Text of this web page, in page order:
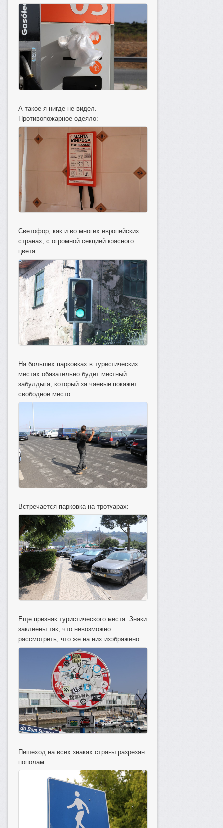
А такое я нигде не видел.
Противопожарное одеяло:
Светофор, как и во многих европейских
странах, с огромной секцией красного
цвета:
На больших парковках в туристических
местах обязательно будет местный
забулдыга, который за чаевые покажет
свободное место:
Встречается парковка на тротуарах:
Еще признак туристического места. Знаки
заклеены так, что невозможно
рассмотреть, что же на них изображено:
Пешеход на всех знаках страны разрезан
пополам: